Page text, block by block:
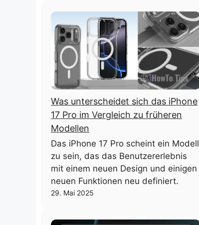
Was unterscheidet sich das iPhone
17 Pro im Vergleich zu früheren
Modellen
Das iPhone 17 Pro scheint ein Modell
zu sein, das das Benutzererlebnis
mit einem neuen Design und einigen
neuen Funktionen neu definiert.
29. Mai 2025